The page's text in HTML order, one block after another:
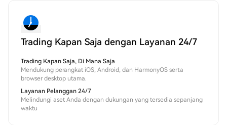
Trading Kapan Saja dengan Layanan 24/7
Trading Kapan Saja, Di Mana Saja
Mendukung perangkat iOS, Android, dan HarmonyOS serta
browser desktop utama.
Layanan Pelanggan 24/7
Melindungi aset Anda dengan dukungan yang tersedia sepanjang
waktu